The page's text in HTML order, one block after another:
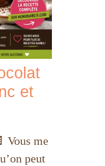
et
Vous me
peut